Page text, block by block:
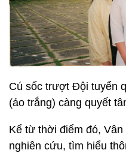
Cú sốc trượt Đội tuyển
(áo trắng) càng quyết
Kể từ thời điểm đó,
nghiên cứu, tìm hiểu